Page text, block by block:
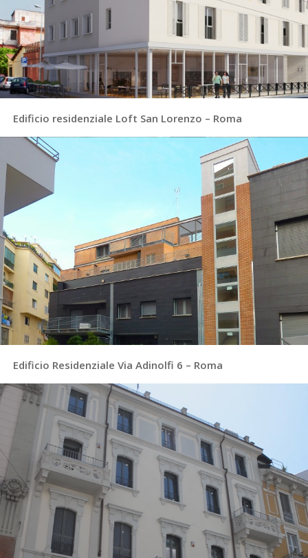
Edificio residenziale Loft San Lorenzo – Roma
Edificio Residenziale Via Adinolfi 6 – Roma